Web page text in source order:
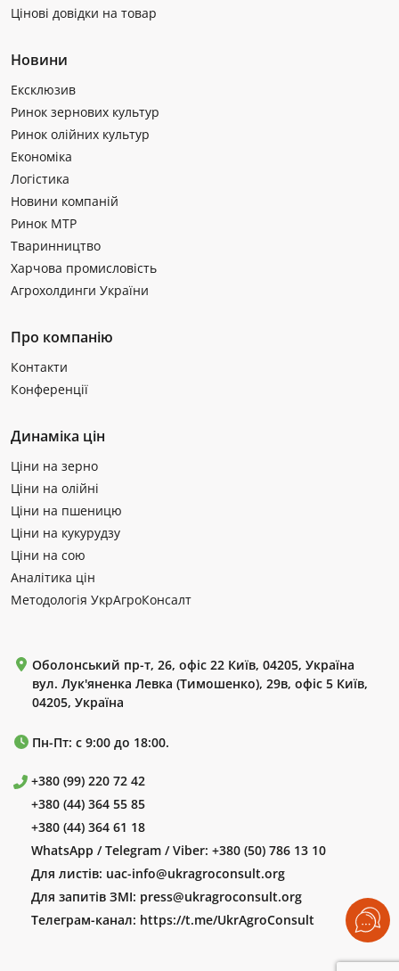
Цінові довідки на товар
Новини
Ексклюзив
Ринок зернових культур
Ринок олійних культур
Економіка
Логістика
Новини компаній
Ринок МТР
Тваринництво
Харчова промисловість
Агрохолдинги України
Про компанію
Контакти
Конференції
Динаміка цін
Ціни на зерно
Ціни на олійні
Ціни на пшеницю
Ціни на кукурудзу
Ціни на сою
Аналітика цін
Методологія УкрАгроКонсалт
Оболонський пр-т, 26, офіс 22 Київ, 04205, Україна
вул. Лук'яненка Левка (Тимошенко), 29в, офіс 5 Київ,
04205, Україна
Пн-Пт: с 9:00 до 18:00.
+380 (99) 220 72 42
+380 (44) 364 55 85
+380 (44) 364 61 18
WhatsApp / Telegram / Viber: +380 (50) 786 13 10
Для листів: uac-info@ukragroconsult.org
Для запитів ЗМІ: press@ukragroconsult.org
Телеграм-канал: https://t.me/UkrAgroConsult